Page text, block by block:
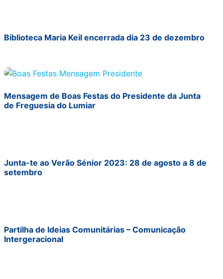
Biblioteca Maria Keil encerrada dia 23 de dezembro
Mensagem de Boas Festas do Presidente da Junta
de Freguesia do Lumiar
Junta-te ao Verão Sénior 2023: 28 de agosto a 8 de
setembro
Partilha de Ideias Comunitárias – Comunicação
Intergeracional